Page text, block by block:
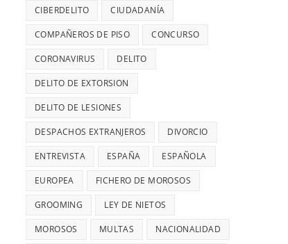
CIBERDELITO CIUDADANÍA
COMPAÑEROS DE PISO CONCURSO
CORONAVIRUS DELITO
DELITO DE EXTORSION
DELITO DE LESIONES
DESPACHOS EXTRANJEROS DIVORCIO
ENTREVISTA ESPAÑA ESPAÑOLA
EUROPEA FICHERO DE MOROSOS
GROOMING LEY DE NIETOS
MOROSOS MULTAS NACIONALIDAD